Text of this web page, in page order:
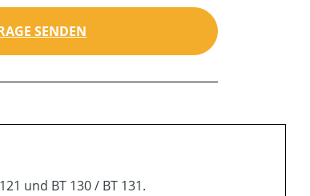
SENDEN
und BT 130 / BT 131.